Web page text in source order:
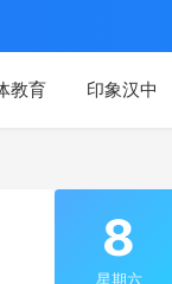
教育 印象汉中
8
星期六